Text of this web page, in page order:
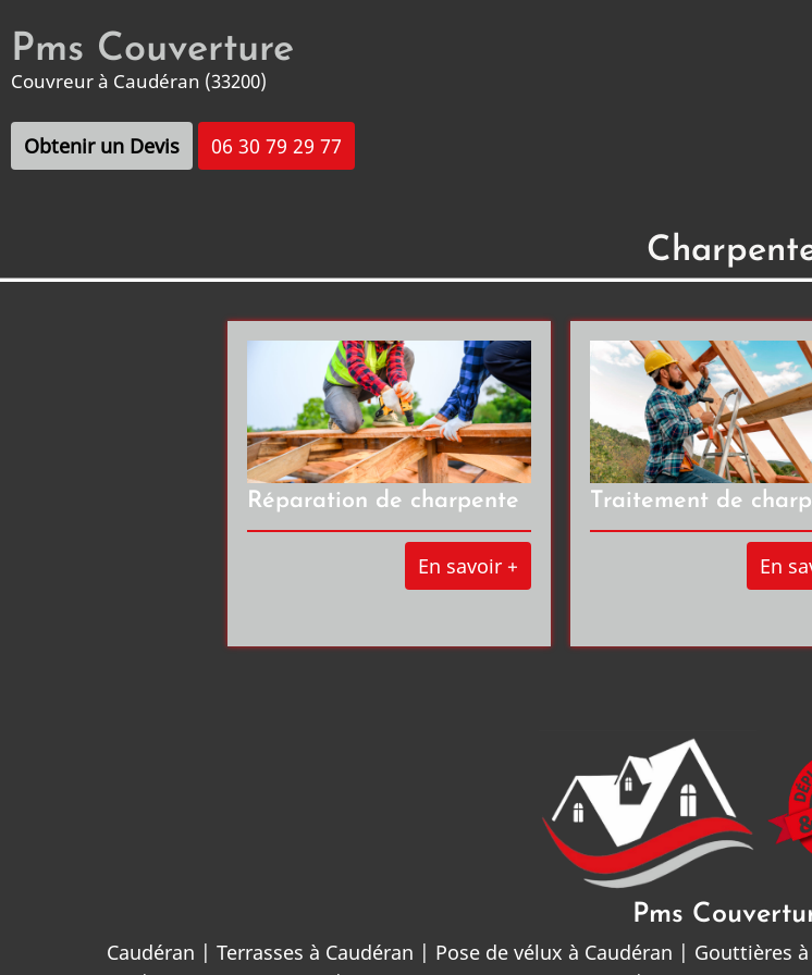
au
contenu
Pms Couverture
Couvreur à Caudéran (33200)
Obtenir un Devis 06 30 79 29 77
Réparation de charpente
En savoir +
Traitement de
En
Pms
Caudéran | Terrasses à Caudéran | Pose de vélux à Caudéran | Gouttières